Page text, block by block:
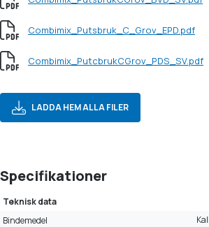
Combimix_Putsbruk_C_Grov_EPD.pdf
Combimix_PutcbrukCGrov_PDS_SV.pdf
LADDA HEM ALLA FILER
Specifikationer
Teknisk data
Bindemedel